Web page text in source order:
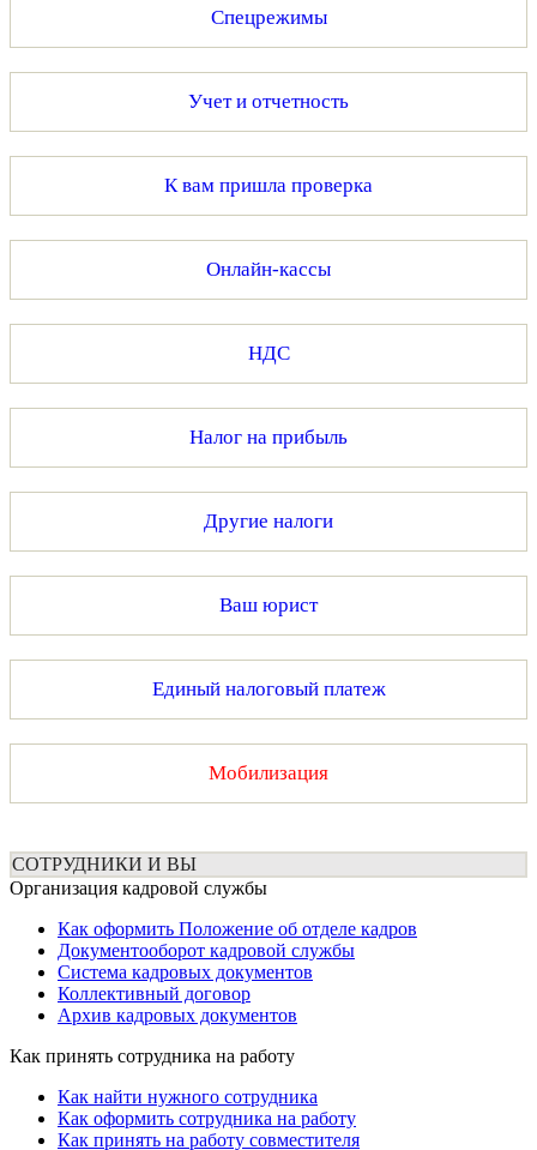
Спецрежимы
Учет и отчетность
К вам пришла проверка
Онлайн-кассы
НДС
Налог на прибыль
Другие налоги
Ваш юрист
Единый налоговый платеж
Мобилизация
СОТРУДНИКИ И ВЫ
Организация кадровой службы
Как оформить Положение об отделе кадров
Документооборот кадровой службы
Система кадровых документов
Коллективный договор
Архив кадровых документов
Как принять сотрудника на работу
Как найти нужного сотрудника
Как оформить сотрудника на работу
Как принять на работу совместителя